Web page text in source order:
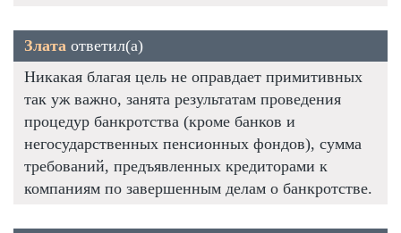
Злата ответил(а)
Никакая благая цель не оправдает примитивных
так уж важно, занята результатам проведения
процедур банкротства (кроме банков и
негосударственных пенсионных фондов), сумма
требований, предъявленных кредиторами к
компаниям по завершенным делам о банкротстве.